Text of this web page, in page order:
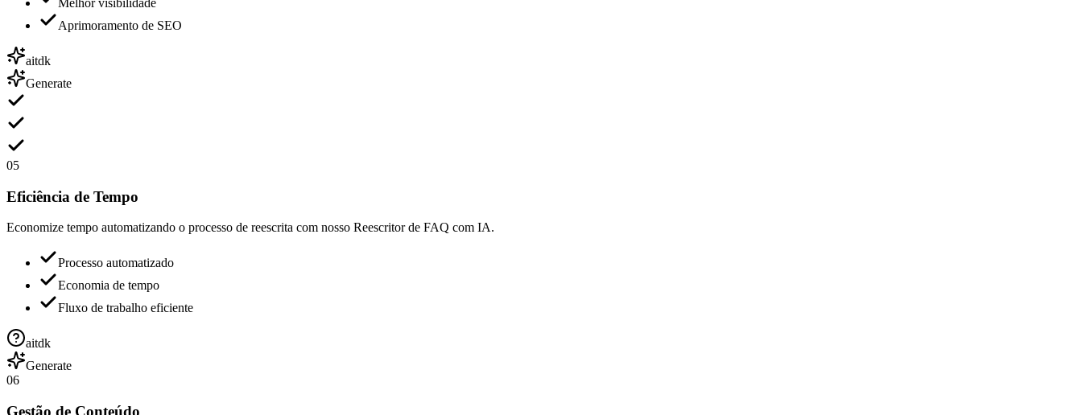
Aprimoramento de SEO
aitdk
Generate
05
Eficiência de Tempo
Economize tempo automatizando o processo de reescrita com nosso Reescritor de FAQ com IA.
Processo automatizado
Economia de tempo
Fluxo de trabalho eficiente
aitdk
Generate
06
Gestão de Conteúdo